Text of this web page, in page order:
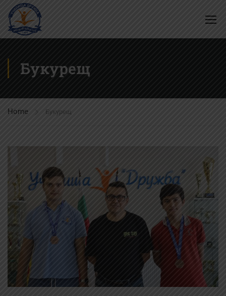
Букурещ
Home Букурещ